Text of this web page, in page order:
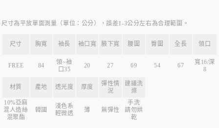
尺寸為平放單面測量（單位：公分），誤差1-3公分左右為合理範圍。
尺寸 胸寬 袖長 袖口寬 腋下寬 腰圍 臀圍 全長 領口
FREE 84
領~袖
口35
20 27 69 54 67
寬16/深
8
材質 產地 透光度 厚度
彈性情
況
建議洗
滌
10%亞麻
混人造絲
混聚酯
韓國
淺色系
輕微透
薄 無彈性
手洗
請勿烘
乾